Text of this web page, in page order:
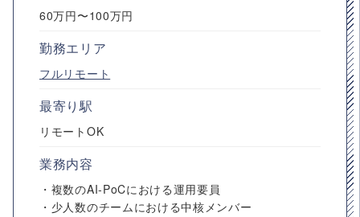
60万円〜100万円
勤務エリア
フルリモート
最寄り駅
リモートOK
業務内容
・複数のAI-PoCにおける運用要員
・少人数のチームにおける中核メンバー